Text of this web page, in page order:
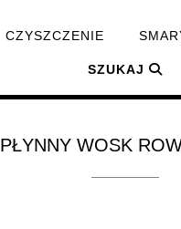
CZYSZCZENIE
SZUKAJ
PŁYNNY WOSK